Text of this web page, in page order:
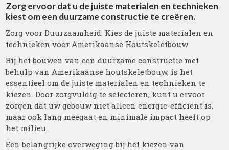
Zorg ervoor dat u de juiste materialen en technieken
kiest om een duurzame constructie te creëren.
Zorg voor Duurzaamheid: Kies de juiste materialen en
technieken voor Amerikaanse Houtskeletbouw
Bij het bouwen van een duurzame constructie met
behulp van Amerikaanse houtskeletbouw, is het
essentieel om de juiste materialen en technieken te
kiezen. Door zorgvuldig te selecteren, kunt u ervoor
zorgen dat uw gebouw niet alleen energie-efficiënt is,
maar ook lang meegaat en minimale impact heeft op
het milieu.
Een belangrijke overweging bij het kiezen van